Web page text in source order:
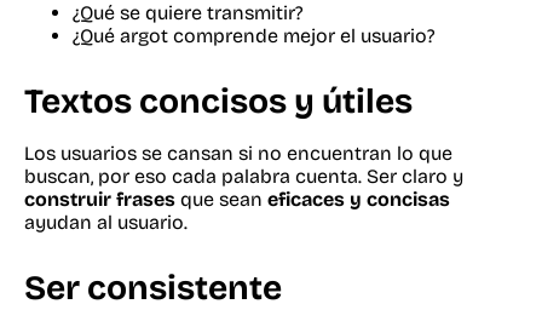
¿Qué se quiere transmitir?
¿Qué argot comprende mejor el usuario?
Textos concisos y útiles
Los usuarios se cansan si no encuentran lo que
buscan, por eso cada palabra cuenta. Ser claro y
construir frases que sean eficaces y concisas
ayudan al usuario.
Ser consistente